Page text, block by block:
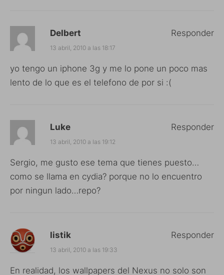
Delbert
13 abril, 2010 a las 18:17
yo tengo un iphone 3g y me lo pone un poco mas
lento de lo que es el telefono de por si :(
Responder
Luke
13 abril, 2010 a las 19:12
Sergio, me gusto ese tema que tienes puesto…
como se llama en cydia? porque no lo encuentro
por ningun lado…repo?
Responder
listik
13 abril, 2010 a las 19:33
En realidad, los wallpapers del Nexus no solo son
Responder